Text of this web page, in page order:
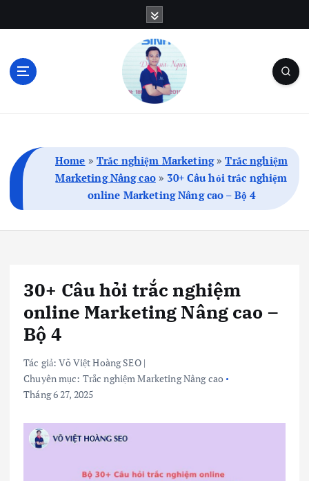
Home »Trắc nghiệm Marketing»Trắc nghiệm
Marketing Nâng cao» 30+ Câu hỏi trắc nghiệm
online Marketing Nâng cao – Bộ 4
30+ Câu hỏi trắc nghiệm
online Marketing Nâng cao –
Bộ 4
Tác giả:Võ Việt Hoàng SEO|
Chuyên mục: Trắc nghiệm Marketing Nâng cao
Tháng 6 27, 2025